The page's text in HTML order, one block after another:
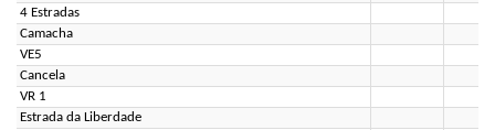
4 Estradas
Camacha
VE5
Cancela
VR 1
Estrada da Liberdade